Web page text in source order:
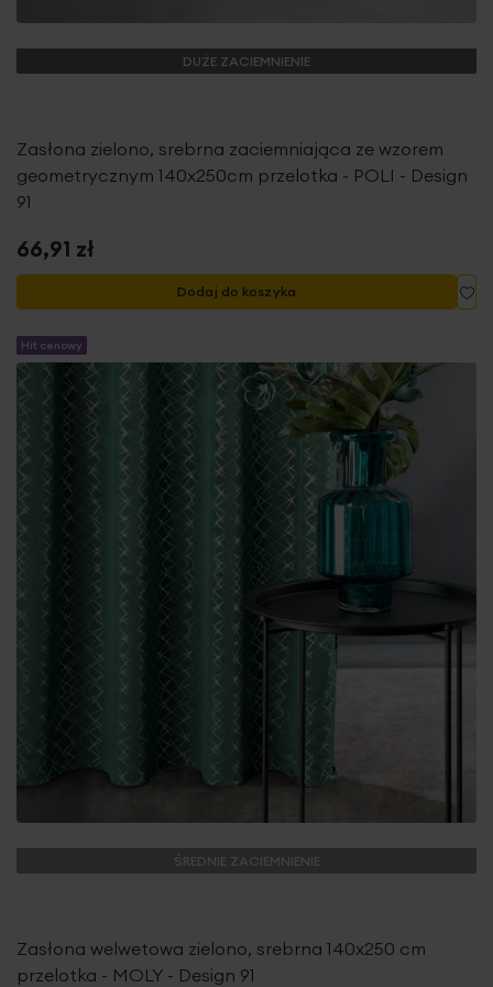
DUŻE ZACIEMNIENIE
Zasłona zielono, srebrna zaciemniająca ze wzorem
geometrycznym 140x250cm przelotka - POLI - Design
91
66,91 zł
Dodaj do koszyka
ŚREDNIE ZACIEMNIENIE
Hit cenowy
Zasłona welwetowa zielono, srebrna 140x250 cm
przelotka - MOLY - Design 91